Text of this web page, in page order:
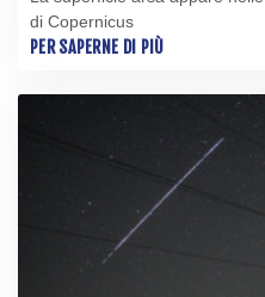
di Copernicus
PER SAPERNE DI PIÙ